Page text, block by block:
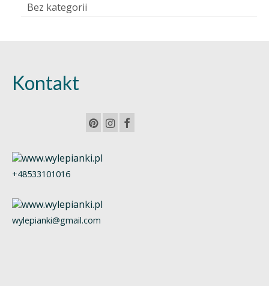
Bez kategorii
Kontakt
+48533101016
wylepianki@gmail.com